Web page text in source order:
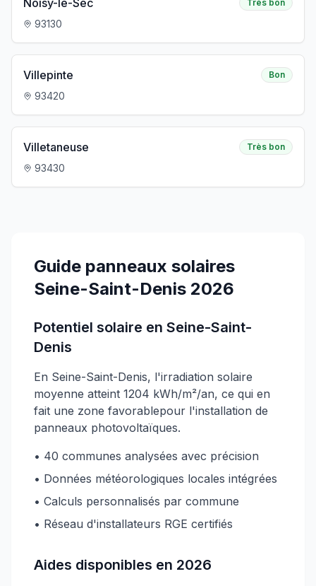
Noisy-le-Sec Très bon
93130
Villepinte Bon
93420
Villetaneuse Très bon
93430
Guide panneaux solaires
Seine-Saint-Denis 2026
Potentiel solaire en Seine-Saint-
Denis
En Seine-Saint-Denis, l'irradiation solaire
moyenne atteint 1204 kWh/m²/an, ce qui en
fait une zone favorablepour l'installation de
panneaux photovoltaïques.
• 40 communes analysées avec précision
• Données météorologiques locales intégrées
• Calculs personnalisés par commune
• Réseau d'installateurs RGE certifiés
Aides disponibles en 2026